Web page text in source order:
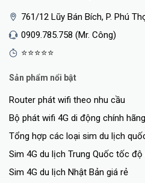
761/12 Lũy Bán Bích, P. Phú
0909.785.758 (Mr. Công)
⭐⭐⭐⭐⭐
Sản phẩm nổi bật
Router phát wifi theo nhu cầu
Bộ phát wifi 4G di động chính hãng
Tổng hợp các loại sim du lịch
Sim 4G du lịch Trung Quốc tốc độ
Sim 4G du lịch Nhật Bản giá rẻ